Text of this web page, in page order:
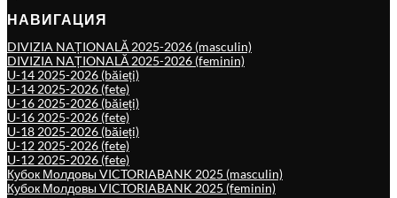
НАВИГАЦИЯ
DIVIZIA NAȚIONALĂ 2025-2026 (masculin)
DIVIZIA NAȚIONALĂ 2025-2026 (feminin)
U-14 2025-2026 (băieți)
U-14 2025-2026 (fete)
U-16 2025-2026 (băieți)
U-16 2025-2026 (fete)
U-18 2025-2026 (băieți)
U-12 2025-2026 (fete)
U-12 2025-2026 (fete)
Кубок Молдовы VICTORIABANK 2025 (masculin)
Кубок Молдовы VICTORIABANK 2025 (feminin)